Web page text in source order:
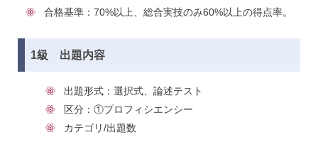
合格基準：70%以上、総合実技のみ60%以上の得点率。
1級 出題内容
出題形式：選択式、論述テスト
区分：①プロフィシエンシー
カテゴリ/出題数